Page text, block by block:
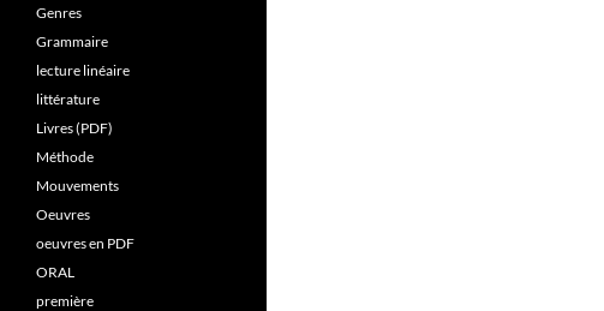
Genres
Grammaire
lecture linéaire
littérature
Livres (PDF)
Méthode
Mouvements
Oeuvres
oeuvres en PDF
ORAL
première